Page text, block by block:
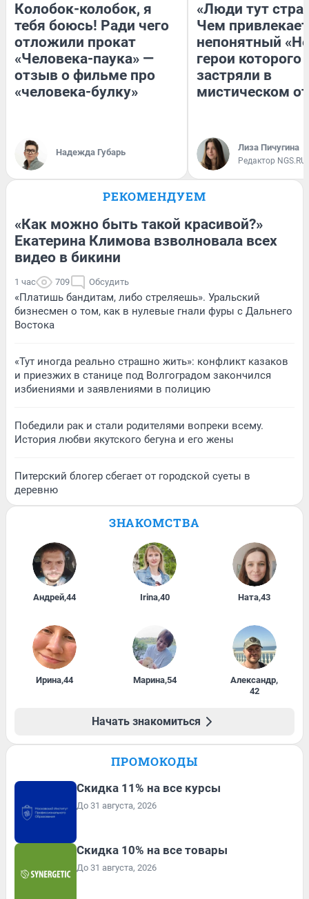
Колобок-колобок, я
тебя боюсь! Ради чего
отложили прокат
«Человека-паука» —
отзыв о фильме про
«человека-булку»
Надежда Губарь
«Люди тут
Чем привлекает
непонятный
герои которого
застряли в
мистическом
Лиза Пичугина
Редактор NGS.RU
РЕКОМЕНДУЕМ
«Как можно быть такой красивой?»
Екатерина Климова взволновала всех
видео в бикини
1 час 709 Обсудить
«Платишь бандитам, либо стреляешь». Уральский
бизнесмен о том, как в нулевые гнали фуры с Дальнего
Востока
«Тут иногда реально страшно жить»: конфликт казаков
и приезжих в станице под Волгоградом закончился
избиениями и заявлениями в полицию
Победили рак и стали родителями вопреки всему.
История любви якутского бегуна и его жены
Питерский блогер сбегает от городской суеты в
деревню
ЗНАКОМСТВА
Андрей,44 Irina,40 Ната,43
Ирина,44 Марина,54 Александр,
42
Начать знакомиться
ПРОМОКОДЫ
Скидка 11% на все курсы
До 31 августа, 2026
Скидка 10% на все товары
До 31 августа, 2026